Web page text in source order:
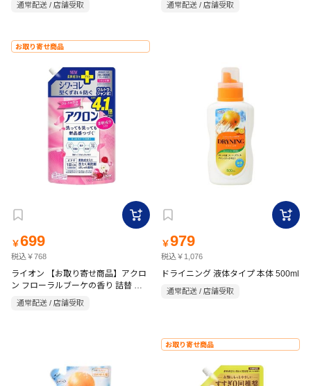
通常配送 / 店舗受取 通常配送 / 店舗受取
お取り寄せ商品
￥699
税込￥768
ライオン 【お取り寄せ商品】アクロ
ン フローラルブーケの香り 詰替 ウ
ルトラジャンボ 1590ml
通常配送 / 店舗受取
￥979
税込￥1,076
ドライニング 液体タイプ 本体 500ml
通常配送 / 店舗受取
お取り寄せ商品